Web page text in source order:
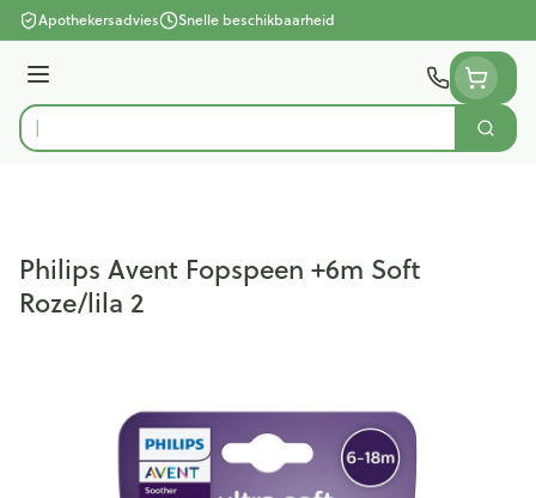
Ga naar de inhoud
Apothekersadvies Snelle beschikbaarheid
Menu
Product, merk, categorie...
Zoek
Philips Avent Fopspeen +6m Soft
Roze/lila 2